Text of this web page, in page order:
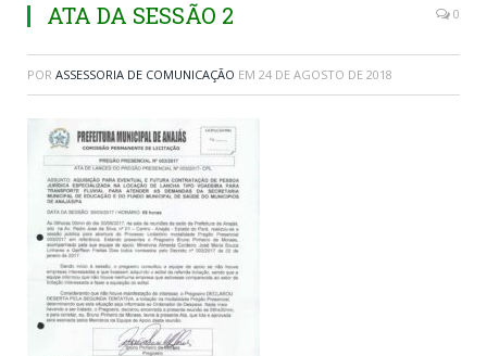
ATA DA SESSÃO 2 0
POR ASSESSORIA DE COMUNICAÇÃO EM 24 DE AGOSTO DE 2018